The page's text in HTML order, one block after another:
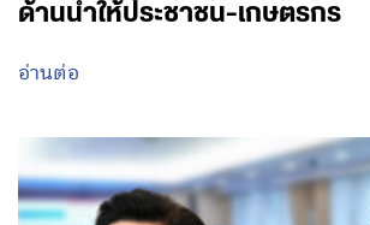
ด้านน้ำให้ประชาชน-เกษตรกร
อ่านต่อ